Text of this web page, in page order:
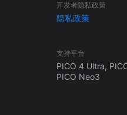
进行限时停车任务： • 停车点随机生成 • 在限定时间内完成尽可能多的停车 • 每一次操作都会影响最终成绩 • 提升反应速度与
判断能力 • 挑战更高停车数量与表现记录 该模式结合时间与
的刹车与减速表现 • 符合逻辑的倒
控制的变化，使操作更加贴近真实驾驶体验。 🎯 面
游戏 • 想提升停车
开发者隐私政策
隐私政策
支持平台
PICO 4 Ultra,
PICO Neo3